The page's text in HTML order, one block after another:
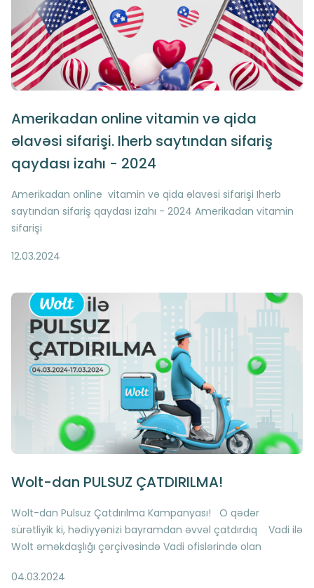
Amerikadan online vitamin və qida
əlavəsi sifarişi. Iherb saytından sifariş
qaydası izahı - 2024
Amerikadan online vitamin və qida əlavəsi sifarişi Iherb
saytından sifariş qaydası izahı - 2024 Amerikadan vitamin
sifarişi
12.03.2024
Wolt-dan PULSUZ ÇATDIRILMA!
Wolt-dan Pulsuz Çatdırılma Kampanyası! O qədər
sürətliyik ki, hədiyyənizi bayramdan əvvəl çatdırdıq Vadi ilə
Wolt əməkdaşlığı çərçivəsində Vadi ofislərində olan
Aşağıda qeyd edilən Vadi ofislərində olan bütün
04.03.2024